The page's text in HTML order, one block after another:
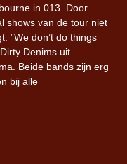
in 013. Door
shows van de tour niet
”We don’t do things
Denims uit
Beide bands zijn erg
bij alle